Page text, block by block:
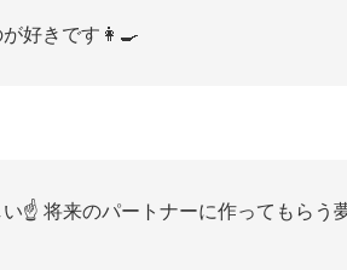
好きです👩‍🍳
☝️ 将来のパートナーに作ってもらう